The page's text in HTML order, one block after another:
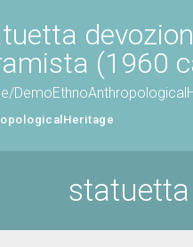
(1960